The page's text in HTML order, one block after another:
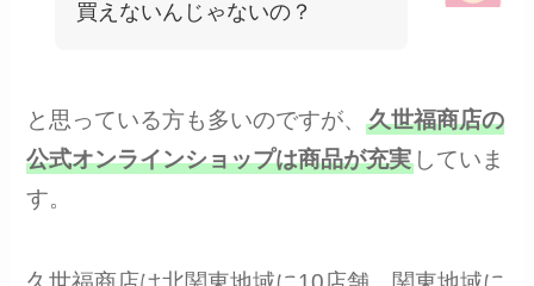
買えないんじゃないの？
と思っている方も多いのですが、久世福商店の
公式オンラインショップは商品が充実 していま
す。